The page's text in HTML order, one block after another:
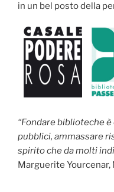
in un bel posto della
“Fondare biblioteche
pubblici, ammassare
spirito che da molti
Marguerite